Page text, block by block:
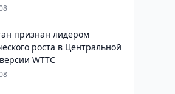
признан лидером
роста в Центральной
WTTC